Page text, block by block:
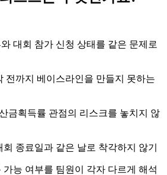
대회 참가 신청 상태를 같은 문제로
전까지 베이스라인을 만들지 못하는
금획득률 관점의 리스크를 놓치지 않
종료일과 같은 날로 착각하지 않기
가능 여부를 팀원이 각자 다르게 해석